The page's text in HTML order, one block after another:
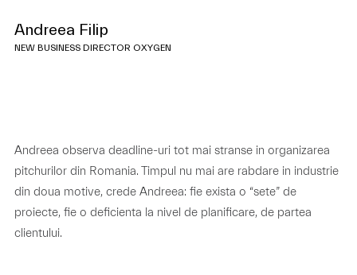
Andreea Filip
NEW BUSINESS DIRECTOR OXYGEN
Andreea observa deadline-uri tot mai stranse in organizarea
pitchurilor din Romania. Timpul nu mai are rabdare in industrie
din doua motive, crede Andreea: fie exista o “sete” de
proiecte, fie o deficienta la nivel de planificare, de partea
clientului.